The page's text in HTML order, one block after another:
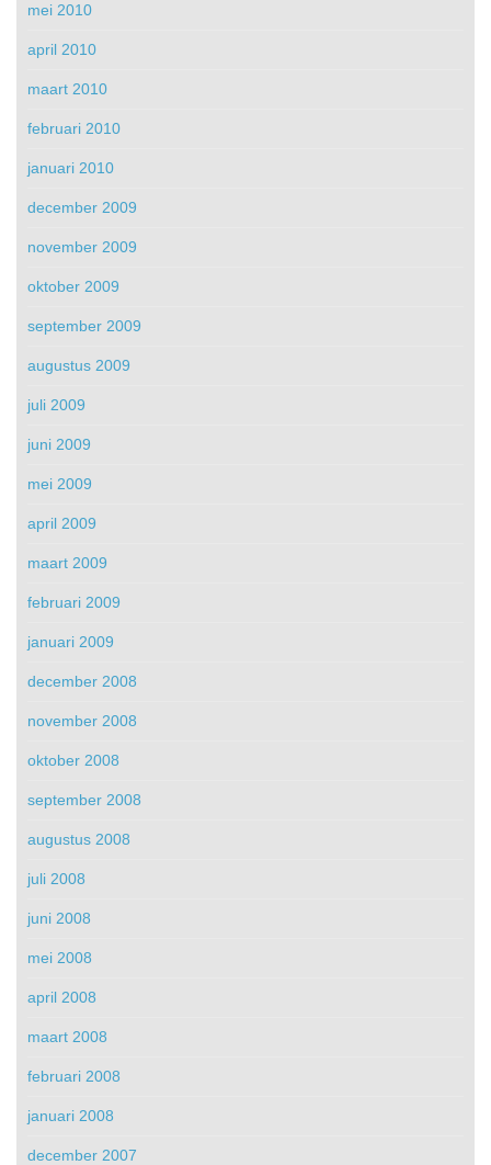
mei 2010
april 2010
maart 2010
februari 2010
januari 2010
december 2009
november 2009
oktober 2009
september 2009
augustus 2009
juli 2009
juni 2009
mei 2009
april 2009
maart 2009
februari 2009
januari 2009
december 2008
november 2008
oktober 2008
september 2008
augustus 2008
juli 2008
juni 2008
mei 2008
april 2008
maart 2008
februari 2008
januari 2008
december 2007